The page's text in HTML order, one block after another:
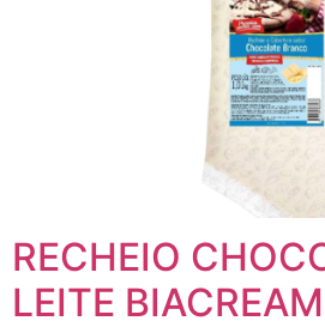
RECHEIO
LEITE